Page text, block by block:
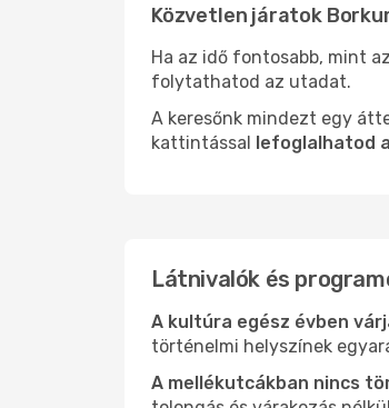
Közvetlen járatok
Ha az idő fontosabb, mint
folytathatod az utadat.
A keresőnk mindezt egy
kattintással lefoglalhatod
Látnivalók és
A kultúra egész évben
történelmi helyszínek
A mellékutcákban nincs